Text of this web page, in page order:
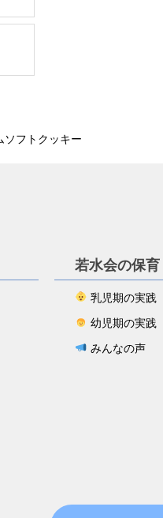
フトクッキー
若水会の保育
乳児期の実践
幼児期の実践
みんなの声